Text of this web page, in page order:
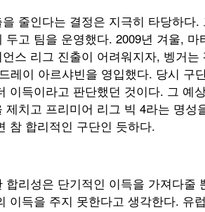
줄인다는 결정은 지극히 타당하
두고 팀을 운영했다. 2009년 겨울,
스 리그 진출이 어려워지자, 벵거
레이 아르샤빈을 영입했다. 당시 구
이득이라고 판단했던 것이다. 그 예
제치고 프리미어 리그 빅 4라는 명
참 합리적인 구단인 듯하다.
합리성은 단기적인 이득을 가져다줄
이득을 주지 못한다고 생각한다. 유